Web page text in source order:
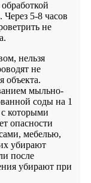
Через 5-8 часов
не
нельзя
не
объекта.
мыльно-
соды на 1
которыми
опасности
мебелью,
убирают
после
убирают при